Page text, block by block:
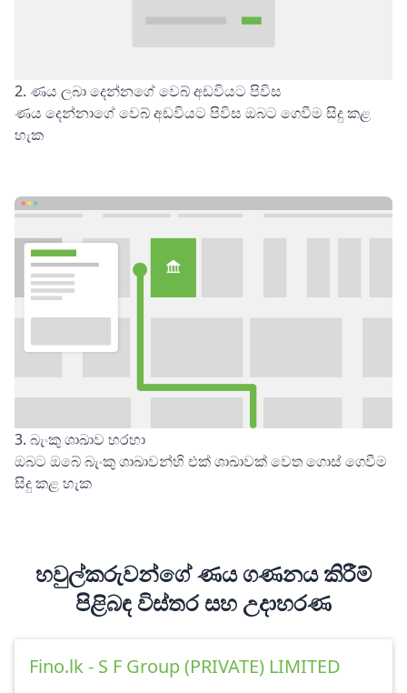
2. ණය ලබා දෙන්නගේ වෙබ් අඩවියට පිවිස
ණය දෙන්නාගේ වෙබ් අඩවියට පිවිස ඔබට ගෙවීම සිදු කළ
හැක
3. බැංකු ශාඛාව හරහා
ඔබට ඔබේ බැංකු ශාඛාවන්හි එක් ශාඛාවක් වෙත ගොස් ගෙවීම
සිදු කළ හැක
හවුල්කරුවන්ගේ ණය ගණනය කිරීම්
පිළිබඳ විස්තර සහ උදාහරණ
Fino.lk - S F Group (PRIVATE) LIMITED